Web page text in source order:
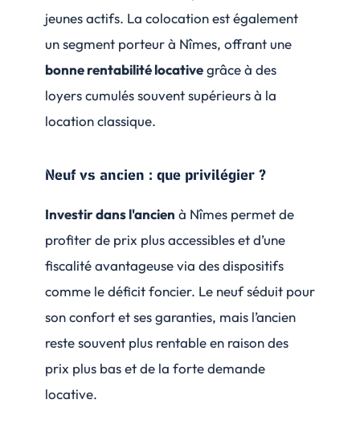
jeunes actifs. La colocation est également
un segment porteur à Nîmes, offrant une
bonne rentabilité locativegrâce à des
loyers cumulés souvent supérieurs à la
location classique.
Neuf vs ancien : que privilégier ?
Investir dans l'ancien à Nîmes permet de
profiter de prix plus accessibles et d’une
fiscalité avantageuse via des dispositifs
comme le déficit foncier. Le neuf séduit pour
son confort et ses garanties, mais l’ancien
reste souvent plus rentable en raison des
prix plus bas et de la forte demande
locative.